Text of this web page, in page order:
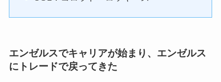
エンゼルスでキャリアが始まり、エンゼルス
にトレードで戻ってきた